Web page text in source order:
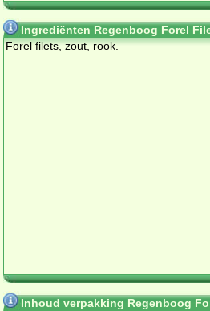
Ingrediënten Regenboog Forel
Forel filets, zout, rook.
Inhoud verpakking Regenboog